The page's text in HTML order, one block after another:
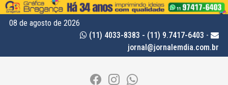
08 de agosto de 2026
(11) 4033-8383 - (11) 9.7417-6403 -
jornal@jornalemdia.com.br